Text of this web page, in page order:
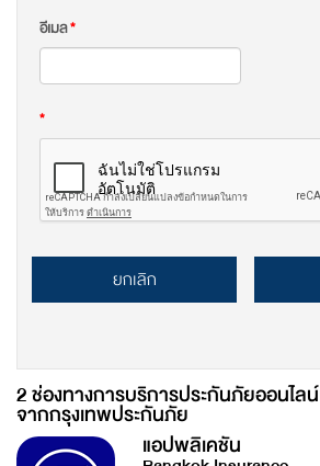
อีเมล*
*
ยกเลิก
2 ช่องทางการบริการประกันภัยออนไลน์
จากกรุงเทพประกันภัย
แอปพลิเคชัน